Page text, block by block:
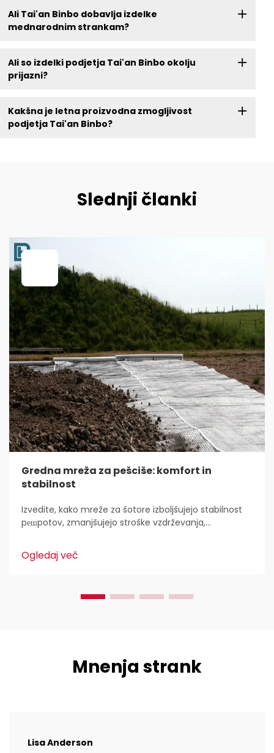
Ali Tai'an Binbo dobavlja izdelke
mednarodnim strankam?
Ali so izdelki podjetja Tai'an Binbo okolju
prijazni?
Kakšna je letna proizvodna zmogljivost
podjetja Tai'an Binbo?
Slednji članki
Gredna mreža za pešciše: komfort in
stabilnost
Izvedite, kako mreže za šotore izboljšujejo stabilnost
pешpotov, zmanjšujejo stroške vzdrževanja,
plastičnimi HDPE. Spoznajte najboljše prakse za
namestitev in vzdrževanje, da zagotovite uporabnost
Ogledaj več
Mnenja strank
Lisa Anderson